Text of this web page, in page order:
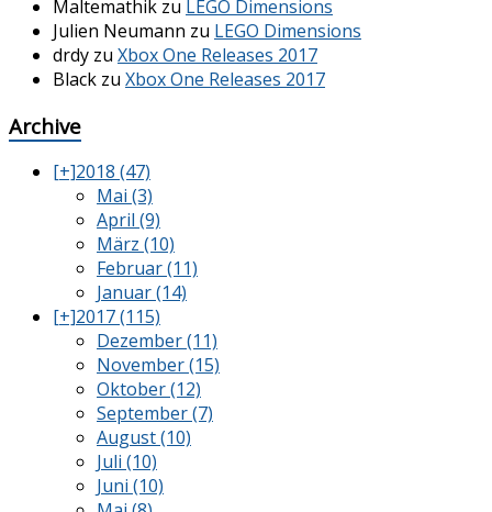
Maltemathik zu LEGO Dimensions
Julien Neumann zu LEGO Dimensions
drdy zu Xbox One Releases 2017
Black zu Xbox One Releases 2017
Archive
[+]2018 (47)
Mai (3)
April (9)
März (10)
Februar (11)
Januar (14)
[+]2017 (115)
Dezember (11)
November (15)
Oktober (12)
September (7)
August (10)
Juli (10)
Juni (10)